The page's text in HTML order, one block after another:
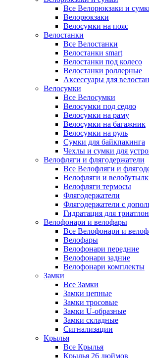
Все Велорюкзаки и
Велорюкзаки
Велосумки на пояс
Велостанки
Все Велостанки
Велостанки smart
Велостанки под колесо
Велостанки роллерные
Аксессуары для
Велосумки
Все Велосумки
Велосумки под седло
Велосумки на раму
Велосумки на багажник
Велосумки на руль
Сумки для байкпакинга
Чехлы и сумки для
Велофляги и флягодержатели
Все Велофляги и
Велофляги и
Велофляги термосы
Флягодержатели
Флягодержатели с
Гидратация для
Велофонари и велофары
Все Велофонари и
Велофары
Велофонари передние
Велофонари задние
Велофонари комплекты
Замки
Все Замки
Замки цепные
Замки тросовые
Замки U-образные
Замки складные
Сигнализации
Крылья
Все Крылья
Крылья 26 дюймов